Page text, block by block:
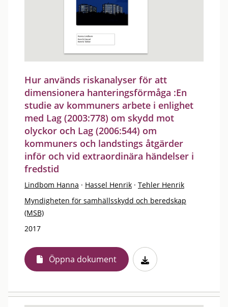
Hur används riskanalyser för att
dimensionera hanteringsförmåga :En
studie av kommuners arbete i enlighet
med Lag (2003:778) om skydd mot
olyckor och Lag (2006:544) om
kommuners och landstings åtgärder
inför och vid extraordinära händelser i
fredstid
Lindbom Hanna · Hassel Henrik · Tehler Henrik
Myndigheten för samhällsskydd och beredskap
(MSB)
2017
Öppna dokument